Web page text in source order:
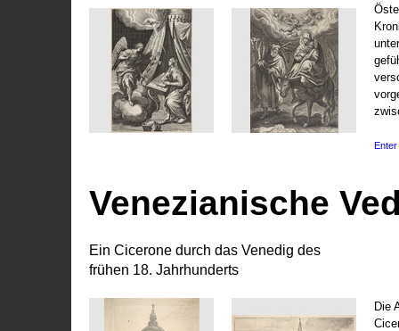
Enter
Venezianische
Ein Cicerone durch das Venedig des
frühen 18. Jahrhunderts
Die